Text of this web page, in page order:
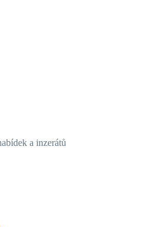
a inzerátů